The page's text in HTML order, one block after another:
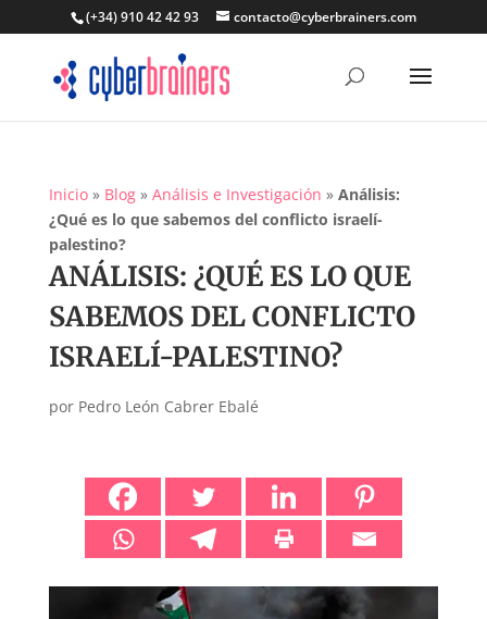
(+34) 910 42 42 93 contacto@cyberbrainers.com
Inicio» Blog» Análisis e Investigación » Análisis:
¿Qué es lo que sabemos del conflicto israelí-
palestino?
ANÁLISIS: ¿QUÉ ES LO QUE
SABEMOS DEL CONFLICTO
ISRAELÍ-PALESTINO?
por Pedro León Cabrer Ebalé